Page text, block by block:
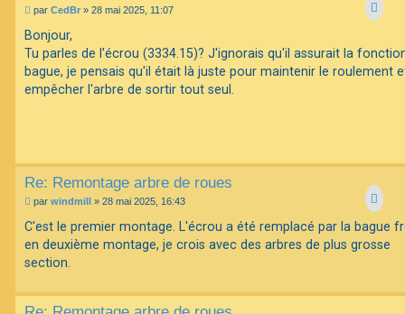
M
s
a
g
e
par CedBr » 28 mai 2025, 11:07
Bonjour,
Tu parles de l'écrou (3334.15)? J'ignorais qu'il assurait la
bague, je pensais qu'il était là juste pour maintenir le roulement
empêcher l'arbre de sortir tout seul.
Re: Remontage arbre de roues
M
s
a
g
e
par windmill » 28 mai 2025, 16:43
C'est le premier montage. L'écrou a été remplacé par la bague
en deuxième montage, je crois avec des arbres de plus grosse
section.